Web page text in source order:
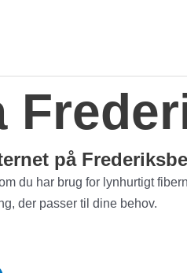
på
du har brug for lynhurtigt
der passer til dine behov.